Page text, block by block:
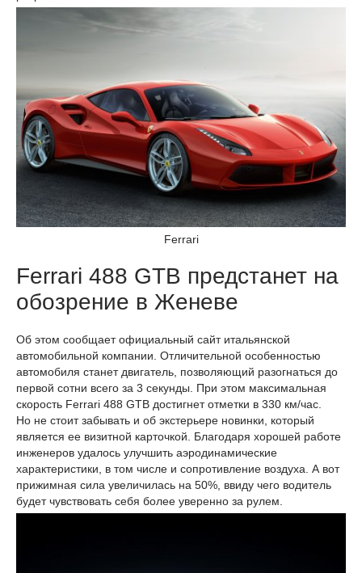
Ferrari
Ferrari 488 GTB предстанет на
обозрение в Женеве
Об этом сообщает официальный сайт итальянской
автомобильной компании. Отличительной особенностью
автомобиля станет двигатель, позволяющий разогнаться до
первой сотни всего за 3 секунды. При этом максимальная
скорость Ferrari 488 GTB достигнет отметки в 330 км/час.
Но не стоит забывать и об экстерьере новинки, который
является ее визитной карточкой. Благодаря хорошей работе
инженеров удалось улучшить аэродинамические
характеристики, в том числе и сопротивление воздуха. А вот
прижимная сила увеличилась на 50%, ввиду чего водитель
будет чувствовать себя более уверенно за рулем.